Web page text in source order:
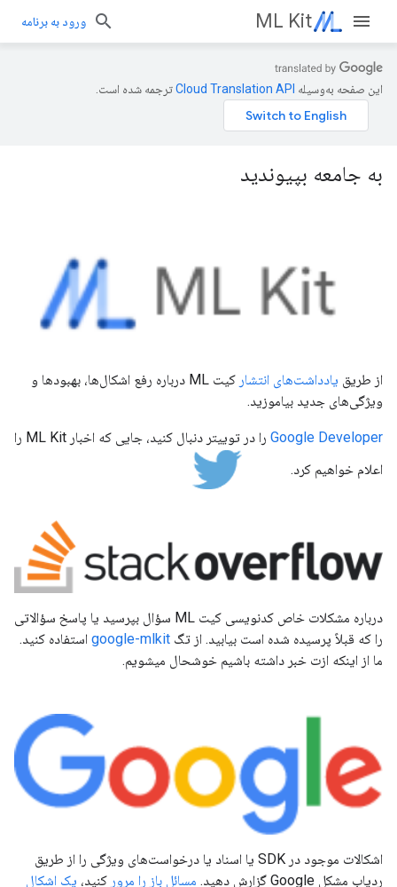
ML Kit ورود به برنامه
این صفحه به‌وسیله ترجمه شده است.
به جامعه بپیوندید
از طریق یادداشت‌های انتشار
کیت ML درباره رفع اشکال‌ها، بهبودها و
ویژگی‌های جدید بیاموزید.
Google Developer
را در توییتر دنبال کنید، جایی که اخبار ML Kit را
اعلام خواهیم کرد.
درباره مشکلات خاص کدنویسی کیت ML سؤال بپرسید یا پاسخ سؤالاتی
را که قبلاً پرسیده شده است بیابید. از تگ google-mlkit استفاده کنید.
ما از اینکه ازت خبر داشته باشیم خوشحال میشویم.
اشکالات موجود در SDK یا اسناد یا درخواست‌های ویژگی را از طریق
ردیاب مشکل Google گزارش دهید.
مسائل باز را مرور کنید، یک اشکال